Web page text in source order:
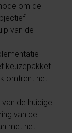
om de
van de
keuzepakket
omtrent het
de huidige
van de
met het